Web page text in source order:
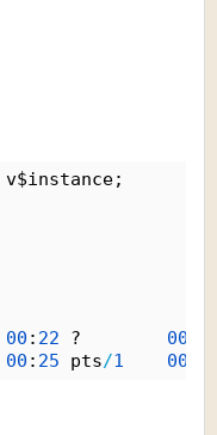
v$instance;
00 : 22 ? 00
00 : 25 pts/1 00